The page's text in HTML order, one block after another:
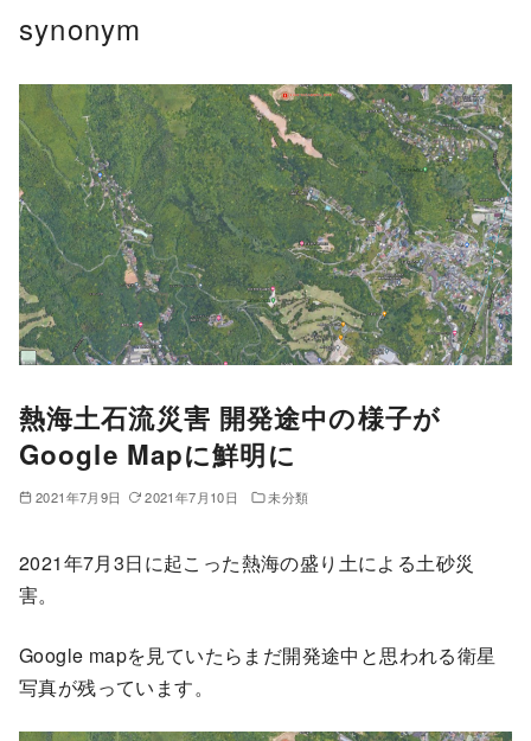
synonym
熱海土石流災害 開発途中の様子が
Google Mapに鮮明に
2021年7月9日 2021年7月10日 未分類
2021年7月3日に起こった熱海の盛り土による土砂災
害。
Google mapを見ていたらまだ開発途中と思われる衛星
写真が残っています。